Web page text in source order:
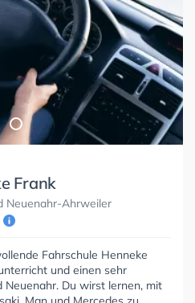
Frank
Neuenahr-Ahrweiler
Fahrschule Henneke
und einen sehr
Neuenahr. Du wirst lernen, mit